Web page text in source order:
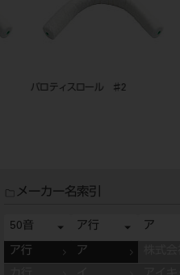
パロティスロール ♯2
メーカー名索引
50音
ア行
ア行
ア
ア